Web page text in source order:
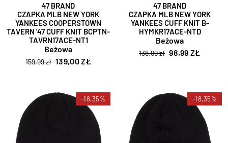
47 BRAND
CZAPKA MLB NEW YORK
YANKEES COOPERSTOWN
TAVERN '47 CUFF KNIT BCPTN-
TAVRN17ACE-NT1
Beżowa
159,99 zł 139,00 ZŁ
47 BRAND
CZAPKA MLB NEW YORK
YANKEES CUFF KNIT B-
HYMKR17ACE-NTD
Beżowa
138,99 zł 98,99 ZŁ
-18,35% -18,35%